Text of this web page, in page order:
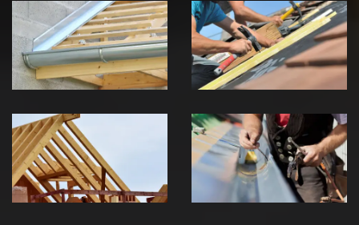
Pose de
Chéneau 39
Jura
Réparation de
toiture 39
Jura
Traitement de
charpente 39
Jura
Travaux de
zinguerie 39
Jura